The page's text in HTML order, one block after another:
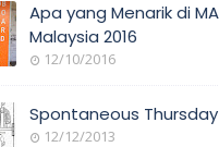
Apa yang Menarik di
Malaysia 2016
12/10/2016
Spontaneous
12/12/2013